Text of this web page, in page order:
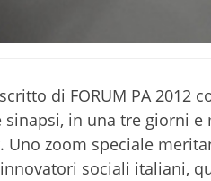
di FORUM PA 2012
in una tre giorni
Uno zoom speciale
sociali italiani,